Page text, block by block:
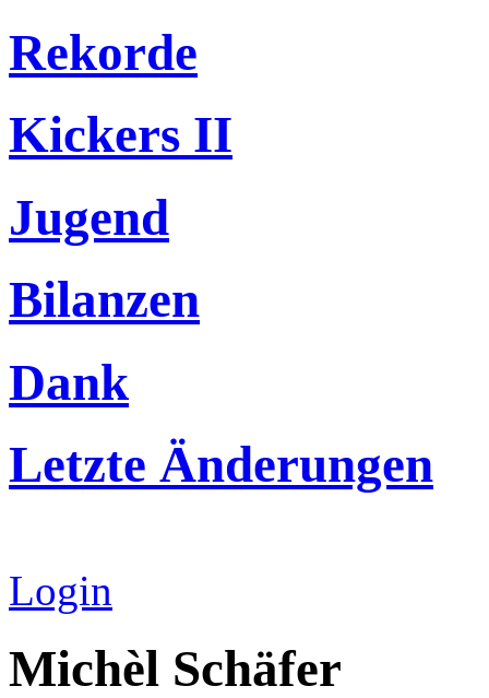
Rekorde
Kickers II
Jugend
Bilanzen
Dank
Letzte Änderungen
Login
Michèl Schäfer